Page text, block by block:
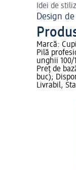
Idei de
Design
Marcă:
Pilă
unghii 100/
Preț de
buc);
Livrabil,